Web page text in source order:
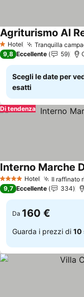
1 Stelle
Hotel Tranquilla
Agriturismo Al
9,8 Eccellente 59
Scegli le date per
esatti
Di tendenza
4 Stelle Hotel Il raffinato
Interno Marche
9,7 Eccellente 334
Da 160 €
Guarda i prezzi di 10